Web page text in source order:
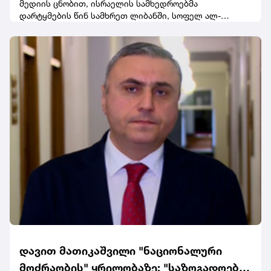
მედიის ცნობით, ისრაელის სამხედროებმა
დარტყმების წინ სამხრეთ ლიბანში, სოფელ ალ-
გაფრთხილება გაავრცელეს.
დავით მათიკაშვილი "ნაციონალური
მოძრაობის" ყრილობაზე: "საზოგადოებამ